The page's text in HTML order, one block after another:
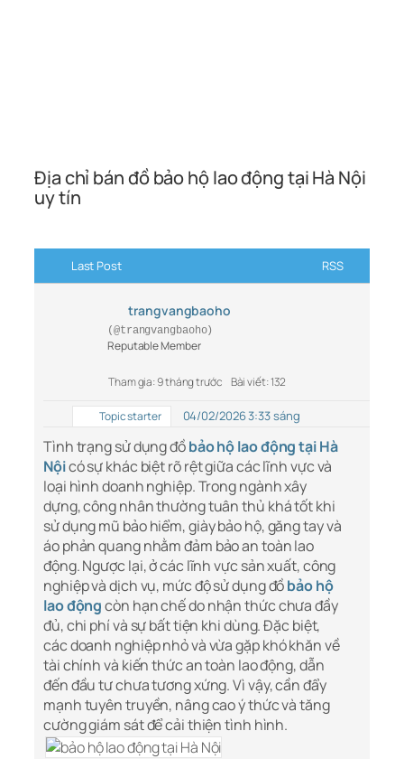
Địa chỉ bán đồ bảo hộ lao động tại Hà Nội
uy tín
Last Post RSS
trangvangbaoho
(@trangvangbaoho)
Reputable Member
Tham gia: 9 tháng trước Bài viết: 132
Topic starter 04/02/2026 3:33 sáng
Tình trạng sử dụng đồbảo hộ lao động tại Hà
Nộicó sự khác biệt rõ rệt giữa các lĩnh vực và
loại hình doanh nghiệp. Trong ngành xây
dựng, công nhân thường tuân thủ khá tốt khi
sử dụng mũ bảo hiểm, giày bảo hộ, găng tay và
áo phản quang nhằm đảm bảo an toàn lao
động. Ngược lại, ở các lĩnh vực sản xuất, công
nghiệp và dịch vụ, mức độ sử dụng đồbảo hộ
lao độngcòn hạn chế do nhận thức chưa đầy
đủ, chi phí và sự bất tiện khi dùng. Đặc biệt,
các doanh nghiệp nhỏ và vừa gặp khó khăn về
tài chính và kiến thức an toàn lao động, dẫn
đến đầu tư chưa tương xứng. Vì vậy, cần đẩy
mạnh tuyên truyền, nâng cao ý thức và tăng
cường giám sát để cải thiện tình hình.